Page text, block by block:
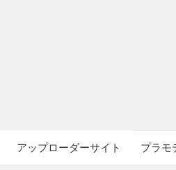
アップローダーサイト プラモ